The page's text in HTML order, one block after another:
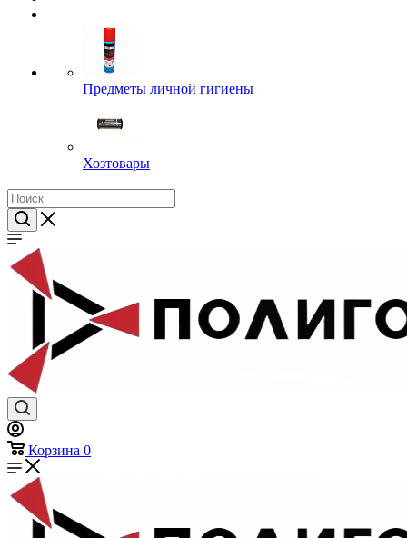
Предметы личной гигиены
Хозтовары
Корзина 0